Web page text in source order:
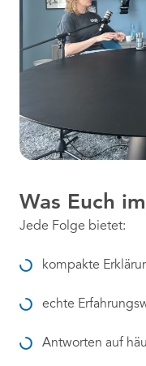
Was Euch
Jede Folge bietet:
kompakte
echte
Antworten auf